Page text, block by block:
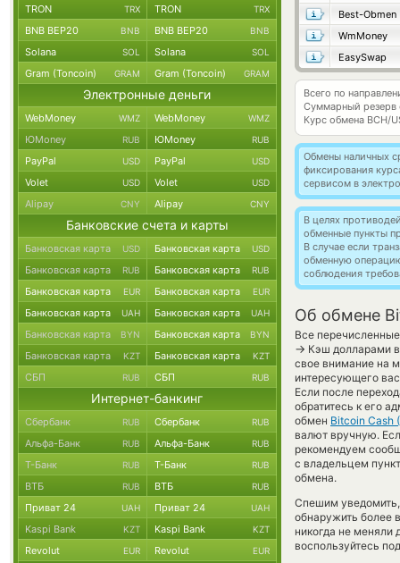
Best-Obmen
WmMoney
EasySwap
Всего по
Суммарный резерв
Курс обмена BCH/
Обмены наличных
фиксирования
сервисом в
В целях
обменные пункты
В случае если
обменную
соблюдения
Об обмене
Все
→ Кэш долларами
свое внимание на
интересующего
Если после
обратитесь к его
обмен Bitcoin Cash
валют вручную.
рекомендуем
с владельцем
обмена.
Спешим
обнаружить более
никогда не меняли
воспользуйтесь
TRON TRX TRON TRX
BNB BEP20 BNB BNB BEP20 BNB
Solana SOL Solana SOL
Gram (Toncoin) GRAM Gram (Toncoin) GRAM
Электронные деньги
WebMoney WMZ WebMoney WMZ
ЮMoney RUB ЮMoney RUB
PayPal USD PayPal USD
Volet USD Volet USD
Alipay CNY Alipay CNY
Банковские счета и карты
Банковская карта USD Банковская карта USD
Банковская карта RUB Банковская карта RUB
Банковская карта EUR Банковская карта EUR
Банковская карта UAH Банковская карта UAH
Банковская карта BYN Банковская карта BYN
Банковская карта KZT Банковская карта KZT
СБП RUB СБП RUB
Интернет-банкинг
Сбербанк RUB Сбербанк RUB
Альфа-Банк RUB Альфа-Банк RUB
Т-Банк RUB Т-Банк RUB
ВТБ RUB ВТБ RUB
Приват 24 UAH Приват 24 UAH
Kaspi Bank KZT Kaspi Bank KZT
Revolut EUR Revolut EUR